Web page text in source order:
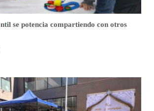
se potencia compartiendo con otros